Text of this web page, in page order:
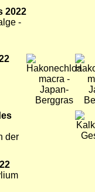
2022
-
Bild Bild
der
Bild